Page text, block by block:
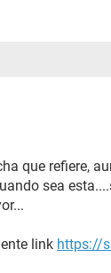
que refiere,
sea
link https://